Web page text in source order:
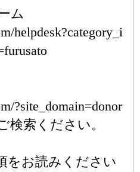
ム
helpdesk?category_i
?site_domain=donor
索ください。
お読みください